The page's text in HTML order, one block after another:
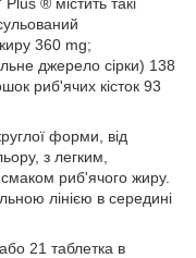
360 mg;
джерело сірки) 138
риб'ячих кісток 93
форми, від
з легким,
риб'ячого жиру.
лінією в середині
21 таблетка в